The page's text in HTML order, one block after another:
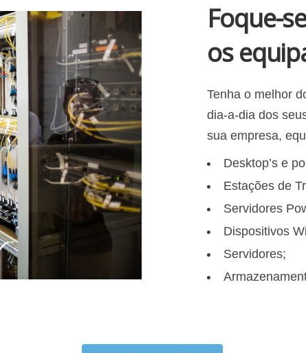
Foque-
os
Tenha o melhor
dia-a-dia dos
sua empresa,
Desktop’s e
Estações de
Servidores
Dispositivos
Servidores;